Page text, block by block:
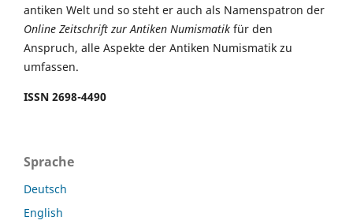
antiken Welt und so steht er auch als Namenspatron der
Online Zeitschrift zur Antiken Numismatik für den
Anspruch, alle Aspekte der Antiken Numismatik zu
umfassen.
ISSN 2698-4490
Sprache
Deutsch
English